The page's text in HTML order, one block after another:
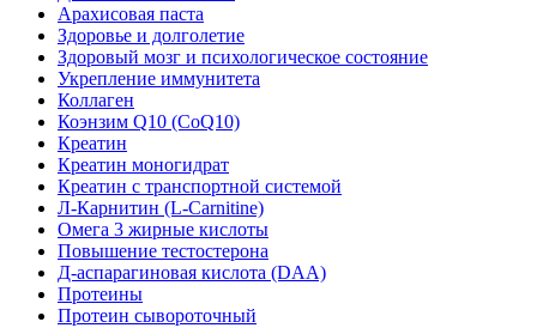
Арахисовая паста
Здоровье и долголетие
Здоровый мозг и психологическое состояние
Укрепление иммунитета
Коллаген
Коэнзим Q10 (CoQ10)
Креатин
Креатин моногидрат
Креатин с транспортной системой
Л-Карнитин (L-Сarnitine)
Омега 3 жирные кислоты
Повышение тестостерона
Д-аспарагиновая кислота (DAA)
Протеины
Протеин сывороточный